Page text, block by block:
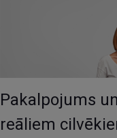
Pakalpojums
reāliem